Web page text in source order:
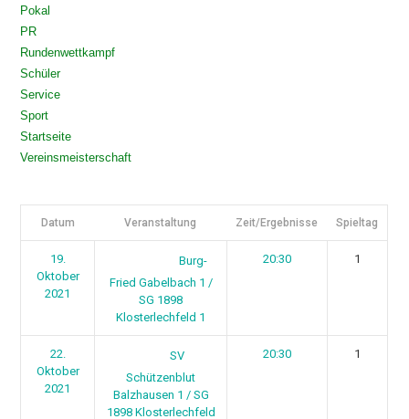
Pokal
PR
Rundenwettkampf
Schüler
Service
Sport
Startseite
Vereinsmeisterschaft
Datum Veranstaltung Zeit/Ergebnisse Spieltag
19.
Oktober
2021
Burg-
Fried Gabelbach 1 /
SG 1898
Klosterlechfeld 1
20:30 1
22.
Oktober
2021
SV
Schützenblut
Balzhausen 1 / SG
1898 Klosterlechfeld
20:30 1